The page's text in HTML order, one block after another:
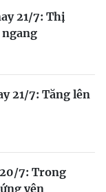
21/7: Thị
21/7: Tăng lên
7: Trong
yên